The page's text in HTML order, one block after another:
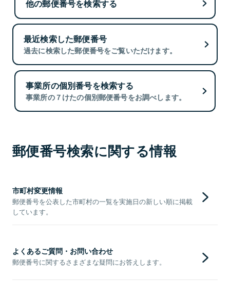
他の郵便番号を検索する
最近検索した郵便番号
過去に検索した郵便番号をご覧いただけます。
事業所の個別番号を検索する
事業所の７けたの個別郵便番号をお調べします。
郵便番号検索に関する情報
市町村変更情報
郵便番号を公表した市町村の一覧を実施日の新しい順に掲載
しています。
よくあるご質問・お問い合わせ
郵便番号に関するさまざまな疑問にお答えします。